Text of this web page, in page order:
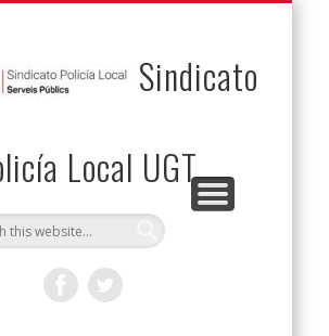
Sindicato
Local UGT